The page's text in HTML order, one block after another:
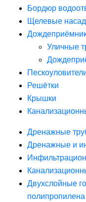
Бордюр
Щелевые
Уличные
Решётки
Крышки
Дренажные
Дренажные и
Двухслойные
полипропилена